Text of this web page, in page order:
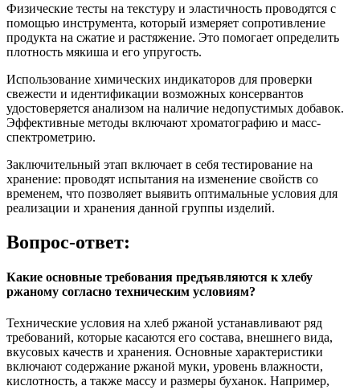
Физические тесты на текстуру и эластичность проводятся с
помощью инструмента, который измеряет сопротивление
продукта на сжатие и растяжение. Это помогает определить
плотность мякиша и его упругость.
Использование химических индикаторов для проверки
свежести и идентификации возможных консервантов
удостоверяется анализом на наличие недопустимых добавок.
Эффективные методы включают хроматографию и масс-
спектрометрию.
Заключительный этап включает в себя тестирование на
хранение: проводят испытания на изменение свойств со
временем, что позволяет выявить оптимальные условия для
реализации и хранения данной группы изделий.
Вопрос-ответ:
Какие основные требования предъявляются к хлебу
ржаному согласно техническим условиям?
Технические условия на хлеб ржаной устанавливают ряд
требований, которые касаются его состава, внешнего вида,
вкусовых качеств и хранения. Основные характеристики
включают содержание ржаной муки, уровень влажности,
кислотность, а также массу и размеры буханок. Например,